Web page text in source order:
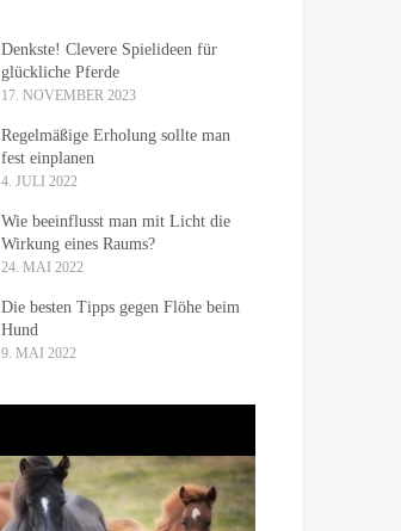
Denkste! Clevere Spielideen für
glückliche Pferde
17. NOVEMBER 2023
Regelmäßige Erholung sollte man
fest einplanen
4. JULI 2022
Wie beeinflusst man mit Licht die
Wirkung eines Raums?
24. MAI 2022
Die besten Tipps gegen Flöhe beim
Hund
9. MAI 2022